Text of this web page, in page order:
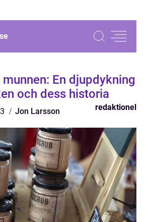
se
En djupdykning
och dess historia
Jon Larsson redaktionel